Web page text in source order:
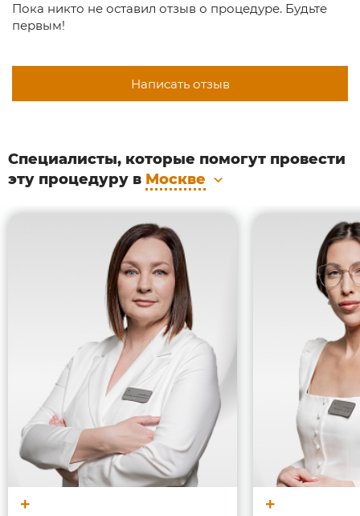
Таким образом, с помощью одного аппарата Nordlys
можно проводить несколько процедур. Для этого
насадки, которые можно менять в процессе
проведения процедуры.
· Для воздействия на сосуды или обработки
деликатных областей возле глаз и носа.
· Для удаления волос на тёмных фототипах кожи.*
· Для удаления волос на светлых фототипах
От другого косметологического оборудования
Nordlys отличается интегрированной системой
двойной фильтрации излучения. Она позволяет
настроиться исключительно на ту длину волн,
которая необходима для достижения желаемого
результата. Поэтому энергия доставляется точечно
на участок лица или тела, с применением
субмиллисекундных импульсов, что обеспечивает
максимальную эффективность и безопасность
воздействия.
Мультифункциональная платформа Nordlys
демонстрирует функциональную адаптацию под
широкий спектр косметологических проблем и
Пока никто не оставил отзыв о процедуре. Будьте
первым!
Написать отзыв
Специалисты, которые помогут провести
эту процедуру в Москве